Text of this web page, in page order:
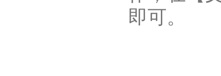
即可。